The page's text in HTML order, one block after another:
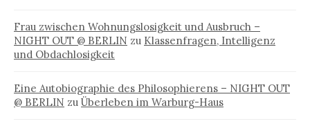
Frau zwischen Wohnungslosigkeit und Ausbruch –
NIGHT OUT @ BERLIN zu Klassenfragen, Intelligenz
und Obdachlosigkeit
Eine Autobiographie des Philosophierens – NIGHT OUT
@ BERLIN zu Überleben im Warburg-Haus